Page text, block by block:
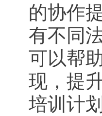
的协作
有不同
可以帮
现，提
培训计